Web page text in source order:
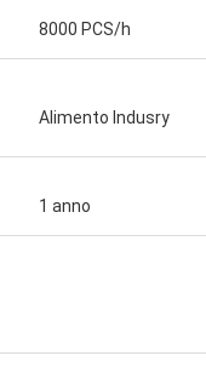
8000 PCS/h
Alimento Indusry
1 anno